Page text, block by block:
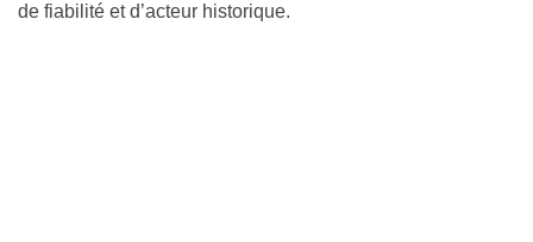
de fiabilité et d’acteur historique.